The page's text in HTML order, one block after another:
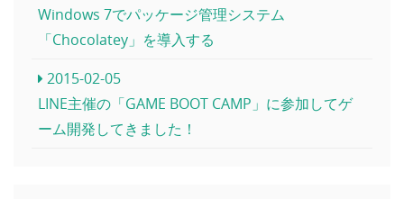
Windows 7でパッケージ管理システム
「Chocolatey」を導入する
2015-02-05
LINE主催の「GAME BOOT CAMP」に参加してゲ
ーム開発してきました！